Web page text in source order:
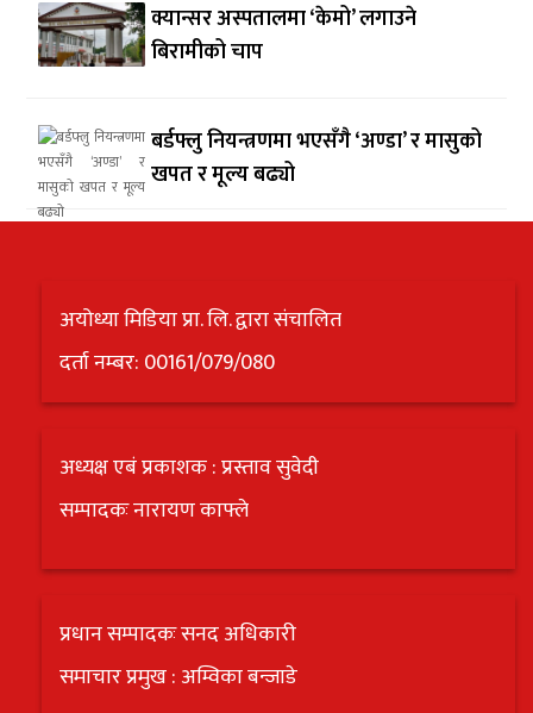
क्यान्सर अस्पतालमा ‘केमो’ लगाउने
बिरामीको चाप
बर्डफ्लु नियन्त्रणमा भएसँगै ‘अण्डा’ र मासुको
खपत र मूल्य बढ्यो
अयोध्या मिडिया प्रा. लि. द्वारा संचालित
दर्ता नम्बर: 00161/079/080
अध्यक्ष एबं प्रकाशक : प्रस्ताव सुवेदी
सम्पादकः नारायण काफ्ले
प्रधान सम्पादकः सनद अधिकारी
समाचार प्रमुख : अम्विका बन्जाडे